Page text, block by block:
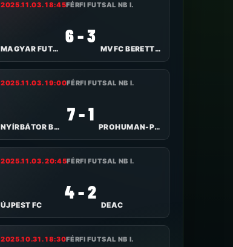
2025.11.03. 18:45FÉRFI FUTSAL NB I.
MAGYAR FUTSAL AKADÉMIA
6 - 3
MVFC BERETTYÓÚJFALU
2025.11.03. 19:00FÉRFI FUTSAL NB I.
NYÍRBÁTOR B-KERÉP
7 - 1
PROHUMAN-PTE-PEAC
2025.11.03. 20:45FÉRFI FUTSAL NB I.
ÚJPEST FC
4 - 2
DEAC
2025.10.31. 18:30FÉRFI FUTSAL NB I.